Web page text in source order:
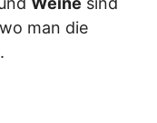
man die